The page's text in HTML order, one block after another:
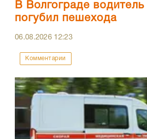
В Волгограде
погубил пешехода
06.08.2026 12:23
Комментарии